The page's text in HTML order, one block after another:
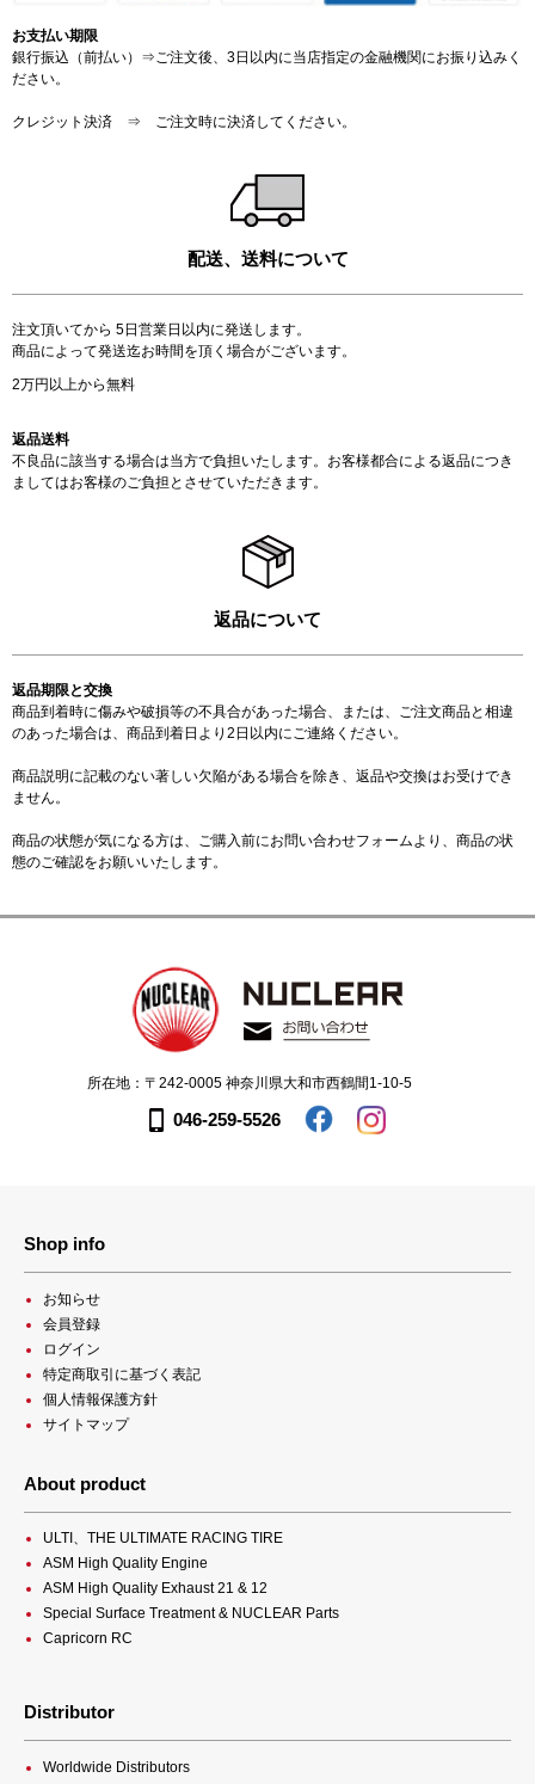
お支払い期限
銀行振込（前払い）⇒ご注文後、3日以内に当店指定の金融機関にお振り込みく
ださい。
クレジット決済 ⇒ ご注文時に決済してください。
配送、送料について
注文頂いてから 5日営業日以内に発送します。
商品によって発送迄お時間を頂く場合がございます。
2万円以上から無料
返品送料
不良品に該当する場合は当方で負担いたします。お客様都合による返品につき
ましてはお客様のご負担とさせていただきます。
返品について
返品期限と交換
商品到着時に傷みや破損等の不具合があった場合、または、ご注文商品と相違
のあった場合は、商品到着日より2日以内にご連絡ください。
商品説明に記載のない著しい欠陥がある場合を除き、返品や交換はお受けでき
ません。
商品の状態が気になる方は、ご購入前にお問い合わせフォームより、商品の状
態のご確認をお願いいたします。
所在地：〒242-0005 神奈川県大和市西鶴間1-10-5
046-259-5526
Shop info
お知らせ
会員登録
ログイン
特定商取引に基づく表記
個人情報保護方針
サイトマップ
About product
ULTI、THE ULTIMATE RACING TIRE
ASM High Quality Engine
ASM High Quality Exhaust 21 & 12
Special Surface Treatment & NUCLEAR Parts
Capricorn RC
Distributor
Worldwide Distributors